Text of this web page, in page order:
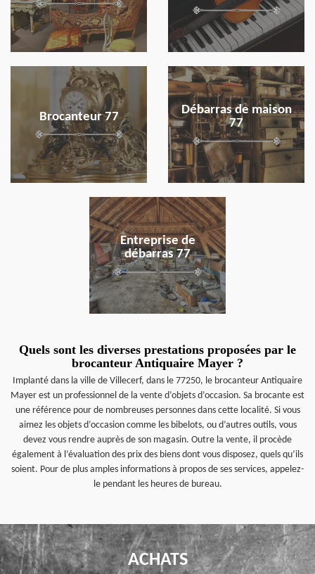
Brocanteur 77
en savoir plus
Débarras de maison
77
en savoir plus
Entreprise de
débarras 77
en savoir plus
Quels sont les diverses prestations proposées par le
brocanteur Antiquaire Mayer ?
Implanté dans la ville de Villecerf, dans le 77250, le brocanteur Antiquaire
Mayer est un professionnel de la vente d’objets d’occasion. Sa brocante est
une référence pour de nombreuses personnes dans cette localité. Si vous
aimez les objets d’occasion comme les bibelots, ou d’autres outils, vous
devez vous rendre auprès de son magasin. Outre la vente, il procède
également à l’évaluation des prix des biens dont vous disposez, quels qu’ils
soient. Pour de plus amples informations à propos de ses services, appelez-
le pendant les heures de bureau.
ACHATS